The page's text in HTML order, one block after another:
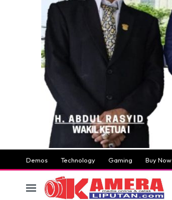
Demos Technology Gaming Buy Now